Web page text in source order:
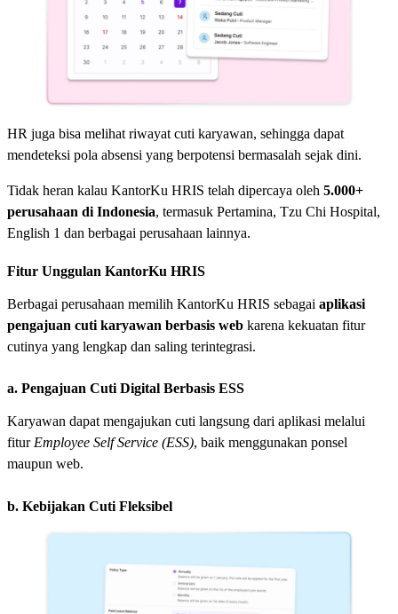
HR juga bisa melihat riwayat cuti karyawan, sehingga dapat
mendeteksi pola absensi yang berpotensi bermasalah sejak dini.
Tidak heran kalau KantorKu HRIS telah dipercaya oleh 5.000+
perusahaan di Indonesia, termasuk Pertamina, Tzu Chi Hospital,
English 1 dan berbagai perusahaan lainnya.
Fitur Unggulan KantorKu HRIS
Berbagai perusahaan memilih KantorKu HRIS sebagai aplikasi
pengajuan cuti karyawan berbasis web karena kekuatan fitur
cutinya yang lengkap dan saling terintegrasi.
a. Pengajuan Cuti Digital Berbasis ESS
Karyawan dapat mengajukan cuti langsung dari aplikasi melalui
fiturEmployee Self Service (ESS), baik menggunakan ponsel
maupun web.
b. Kebijakan Cuti Fleksibel